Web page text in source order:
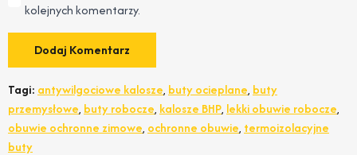
kolejnych komentarzy.
Tagi: antywilgociowe kalosze, buty ocieplane, buty
przemysłowe, buty robocze, kalosze BHP, lekki obuwie robocze,
obuwie ochronne zimowe, ochronne obuwie, termoizolacyjne
buty